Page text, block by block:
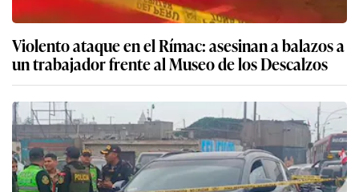
Violento ataque en el Rímac: asesinan a balazos a
un trabajador frente al Museo de los Descalzos